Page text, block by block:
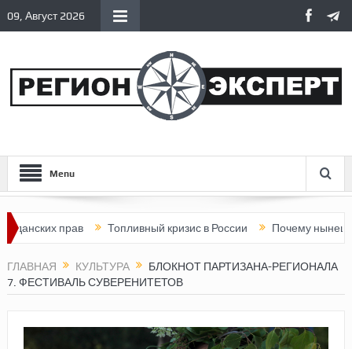
09, Август 2026
Menu
прав Топливный кризис в России Почему нынешняя
ГЛАВНАЯ КУЛЬТУРА
БЛОКНОТ ПАРТИЗАНА-РЕГИОНАЛА
7. ФЕСТИВАЛЬ СУВЕРЕНИТЕТОВ